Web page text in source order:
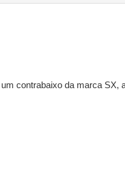
contrabaixo da marca SX,